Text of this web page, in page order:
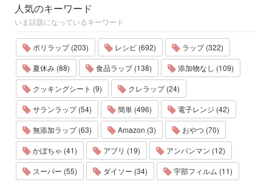
人気のキーワード
いま話題になっているキーワード
ポリラップ (203) レシピ (692)
ラップ (322)
夏休み (88)
食品ラップ (138)
添加物なし (109)
クッキングシート (9)
クレラップ (24)
サランラップ (54)
簡単 (496)
電子レンジ (42)
無添加ラップ (63)
Amazon (3)
おやつ (70)
かぼちゃ (41)
アプリ (19)
アンパンマン (12)
スーパー (55)
ダイソー (34) 宇部フィルム (11)